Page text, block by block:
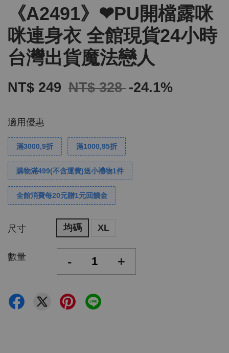
《A2491》❤PU開檔露咪
咪連身衣 全館現貨24小時
台灣出貨魔法戀人
NT$ 249 NT$ 328 -24.1%
適用優惠
滿3000,9折 滿1000,95折
購物滿499(不含運費)送小禮物1件
全館消費每20元贈1元回饋金
尺寸 均碼 XL
數量 - +